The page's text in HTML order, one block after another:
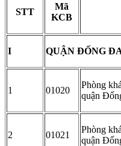
STT
Mã
KCB
I QUẬN ĐỐNG
1 01020
Phòng
quận
2 01021
Phòng
quận